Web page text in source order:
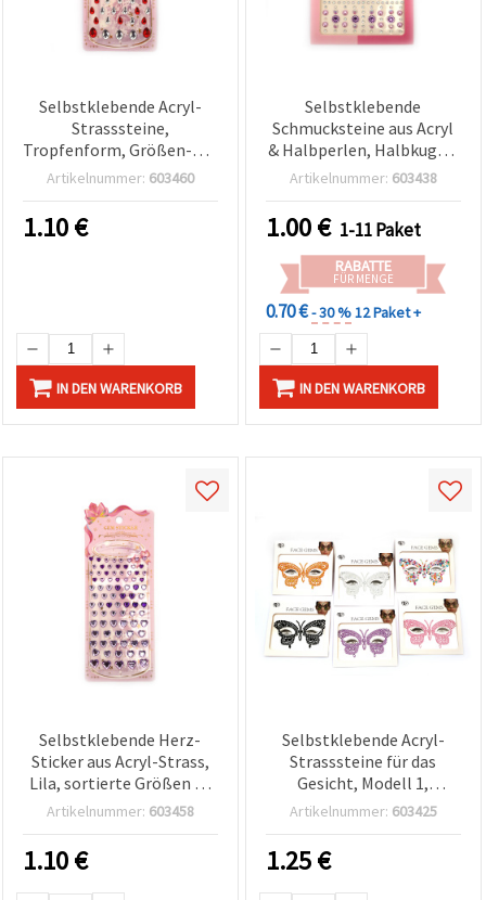
Selbstklebende Acryl-
Strasssteine,
Tropfenform, Größen-Mix
4x6 mm bis 10x14 mm,
Artikelnummer: 603460
1.10€
IN DEN WARENKORB
Selbstklebende
Schmucksteine aus Acryl
& Halbperlen, Halbkugel-
Form, Lila – 159 Stück
Artikelnummer: 603438
1.00€ 1-11 Paket
RABATTE
FÜR MENGE
0.70 €- 30 %12 Paket +
IN DEN WARENKORB
Selbstklebende Herz-
Sticker aus Acryl-Strass,
Lila, sortierte Größen 6–
12 mm – 83 Stück
Artikelnummer: 603458
1.10€
Selbstklebende Acryl-
Strasssteine für das
Gesicht, Modell 1,
Mixfarben
Artikelnummer: 603425
1.25€